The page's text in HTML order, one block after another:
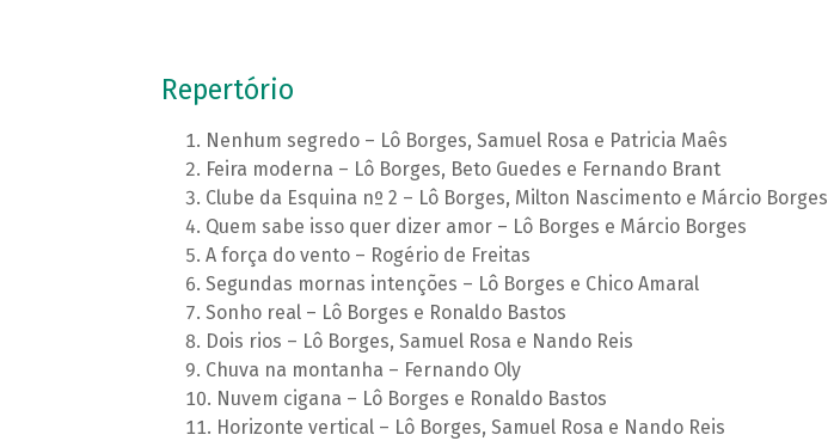
Repertório
Nenhum segredo – Lô Borges, Samuel Rosa e Patricia Maês
Feira moderna – Lô Borges, Beto Guedes e Fernando Brant
Clube da Esquina nº 2 – Lô Borges, Milton Nascimento e Márcio Borges
Quem sabe isso quer dizer amor – Lô Borges e Márcio Borges
A força do vento – Rogério de Freitas
Segundas mornas intenções – Lô Borges e Chico Amaral
Sonho real – Lô Borges e Ronaldo Bastos
Dois rios – Lô Borges, Samuel Rosa e Nando Reis
Chuva na montanha – Fernando Oly
Nuvem cigana – Lô Borges e Ronaldo Bastos
Horizonte vertical – Lô Borges, Samuel Rosa e Nando Reis